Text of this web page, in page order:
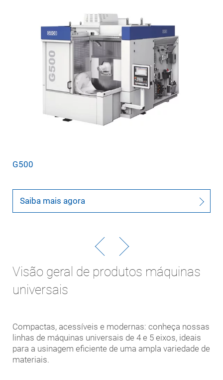
G500
Saiba mais agora
Visão geral de produtos máquinas
universais
Compactas, acessíveis e modernas: conheça nossas
linhas de máquinas universais de 4 e 5 eixos, ideais
para a usinagem eficiente de uma ampla variedade de
materiais.